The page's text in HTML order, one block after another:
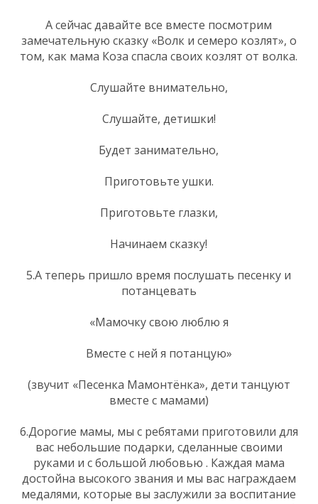
А сейчас давайте все вместе посмотрим
замечательную сказку «Волк и семеро козлят», о
том, как мама Коза спасла своих козлят от волка.
Слушайте внимательно,
Слушайте, детишки!
Будет занимательно,
Приготовьте ушки.
Приготовьте глазки,
Начинаем сказку!
5.А теперь пришло время послушать песенку и
потанцевать
«Мамочку свою люблю я
Вместе с ней я потанцую»
(звучит «Песенка Мамонтёнка», дети танцуют
вместе с мамами)
6.Дорогие мамы, мы с ребятами приготовили для
вас небольшие подарки, сделанные своими
руками и с большой любовью . Каждая мама
достойна высокого звания и мы вас награждаем
медалями, которые вы заслужили за воспитание